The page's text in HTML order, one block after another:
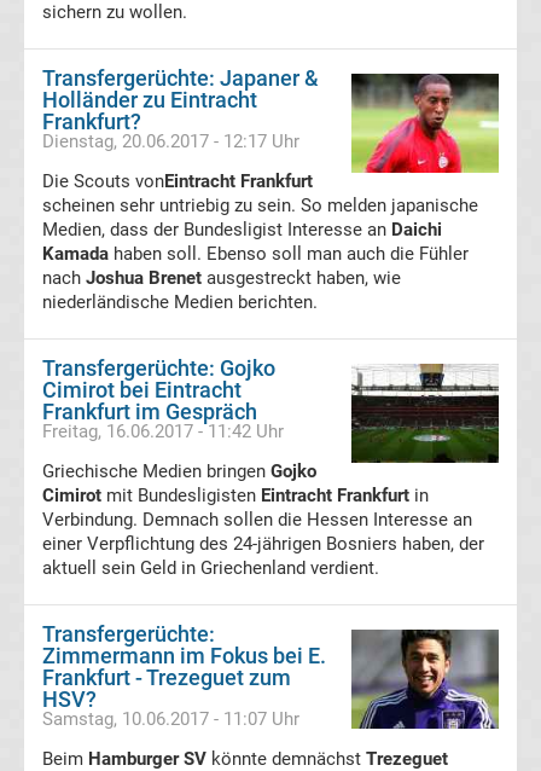
Fortuna
Düsseldorf
Transfergerüchte
FSV
Transfergerüchte
Zwickau
Transfergerüchte
Hallescher
FC
sichern zu wollen.
Transfergerüchte: Japaner &
Holländer zu Eintracht
Frankfurt?
Dienstag, 20.06.2017 - 12:17 Uhr
Die Scouts vonEintracht Frankfurt
scheinen sehr untriebig zu sein. So melden japanische
Medien, dass der Bundesligist Interesse an Daichi
Kamada haben soll. Ebenso soll man auch die Fühler
nach Joshua Brenet ausgestreckt haben, wie
niederländische Medien berichten.
Transfergerüchte: Gojko
Cimirot bei Eintracht
Frankfurt im Gespräch
Freitag, 16.06.2017 - 11:42 Uhr
Griechische Medien bringen Gojko
Cimirot mit Bundesligisten Eintracht Frankfurt in
Verbindung. Demnach sollen die Hessen Interesse an
einer Verpflichtung des 24-jährigen Bosniers haben, der
aktuell sein Geld in Griechenland verdient.
Transfergerüchte:
Zimmermann im Fokus bei E.
Frankfurt - Trezeguet zum
HSV?
Samstag, 10.06.2017 - 11:07 Uhr
Beim Hamburger SV könnte demnächst Trezeguet